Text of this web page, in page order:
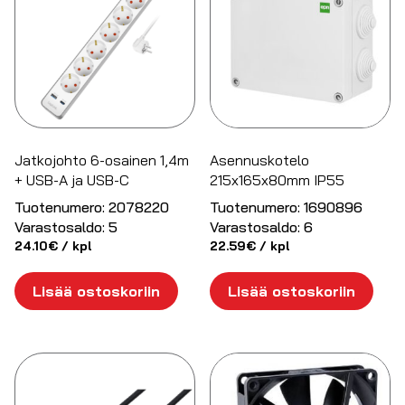
Jatkojohto 6-osainen 1,4m
+ USB-A ja USB-C
Tuotenumero: 2078220
Varastosaldo: 5
24.10€ / kpl
Lisää ostoskoriin
Asennuskotelo
215x165x80mm IP55
Tuotenumero: 1690896
Varastosaldo: 6
22.59€ / kpl
Lisää ostoskoriin